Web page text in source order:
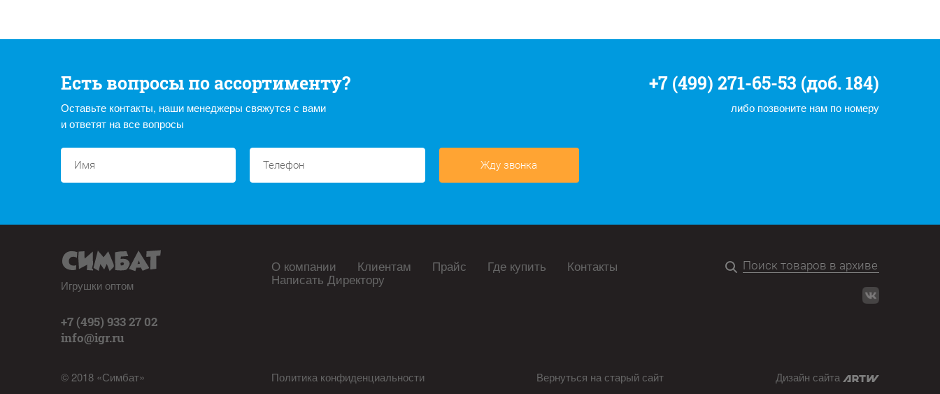
Есть вопросы по ассортименту?
Оставьте контакты, наши менеджеры свяжутся с вами
и ответят на все вопросы
+7 (499) 271-65-53 (доб. 184)
либо позвоните нам по номеру
Жду звонка
Игрушки оптом
+7 (495) 933 27 02
info@igr.ru
© 2018 «Симбат»
О компании Клиентам Прайс Где купить Контакты
Написать Директору
Политика конфиденциальности Вернуться на старый сайт Дизайн сайта